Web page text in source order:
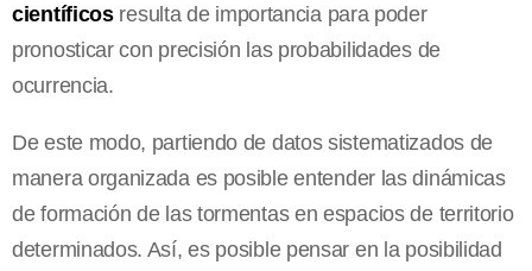
científicosresulta de importancia para poder
pronosticar con precisión las probabilidades de
ocurrencia.
De este modo, partiendo de datos sistematizados de
manera organizada es posible entender las dinámicas
de formación de las tormentas en espacios de territorio
determinados. Así, es posible pensar en la posibilidad